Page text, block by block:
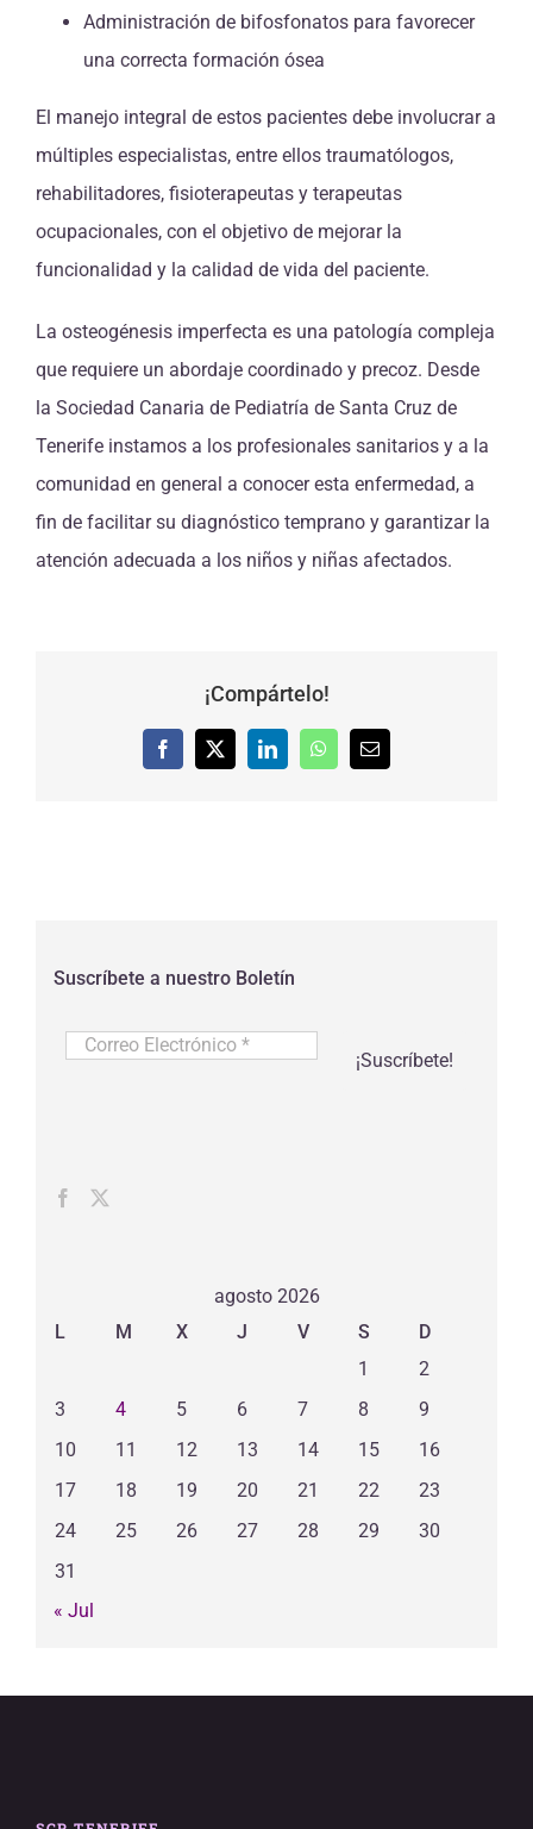
Administración de bifosfonatos para favorecer
una correcta formación ósea
El manejo integral de estos pacientes debe involucrar a
múltiples especialistas, entre ellos traumatólogos,
rehabilitadores, fisioterapeutas y terapeutas
ocupacionales, con el objetivo de mejorar la
funcionalidad y la calidad de vida del paciente.
La osteogénesis imperfecta es una patología compleja
que requiere un abordaje coordinado y precoz. Desde
la Sociedad Canaria de Pediatría de Santa Cruz de
Tenerife instamos a los profesionales sanitarios y a la
comunidad en general a conocer esta enfermedad, a
fin de facilitar su diagnóstico temprano y garantizar la
atención adecuada a los niños y niñas afectados.
¡Compártelo!
Facebook
X LinkedInWhatsAppCorreo
Suscríbete a nuestro Boletín
Correo
agosto 2026
L
M X J V S
D
1
2
3
4 5 6 7 8
9
10
11 12 13 14 15
16
17
18 19 20 21 22
23
24
25 26 27 28 29
30
31
« Jul